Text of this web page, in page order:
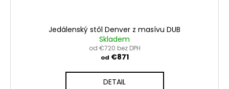
Jedálenský stôl Denver z masívu DUB
Skladem
od €720 bez DPH
od €871
DETAIL